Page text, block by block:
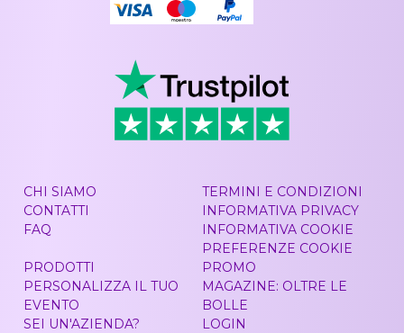
CHI SIAMO
CONTATTI
FAQ
TERMINI E CONDIZIONI
INFORMATIVA PRIVACY
INFORMATIVA COOKIE
PREFERENZE COOKIE
PRODOTTI
PERSONALIZZA IL TUO
EVENTO
SEI UN'AZIENDA?
PROMO
MAGAZINE: OLTRE LE
BOLLE
LOGIN